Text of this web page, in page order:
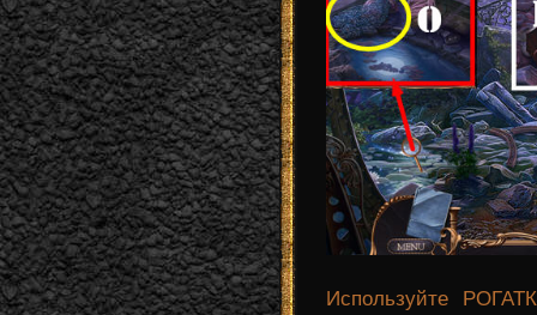
Используйте